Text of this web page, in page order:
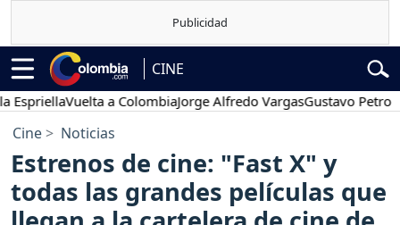
CINE
Vuelta a ColombiaJorge Alfredo VargasGustavo Petro
Cine Noticias
Estrenos de cine: "Fast X" y
todas las grandes películas que